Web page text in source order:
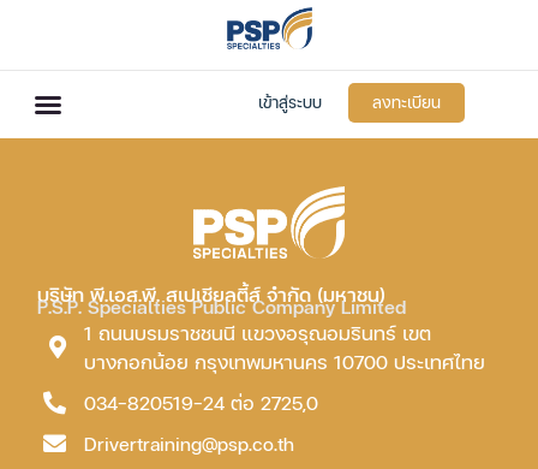
เข้าสู่ระบบ ลงทะเบียน
บริษัท พี.เอส.พี. สเปเชียลตี้ส์ จำกัด (มหาชน)
P.S.P. Specialties Public Company Limited
1 ถนนบรมราชชนนี แขวงอรุณอมรินทร์ เขต
บางกอกน้อย กรุงเทพมหานคร 10700 ประเทศไทย
034-820519-24 ต่อ 2725,0
Drivertraining@psp.co.th